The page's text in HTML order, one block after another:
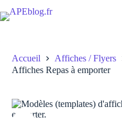
au
Accueil
Affiches / Flyers
Affiches Repas à emporter